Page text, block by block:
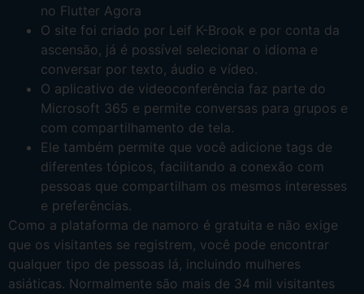
no Flutter Agora
O site foi criado por Leif K-Brook e por conta da
ascensão, já é possível selecionar o idioma e
conversar por texto, áudio e vídeo.
O aplicativo de videoconferência faz parte do
Microsoft 365 e permite conversas para grupos e
com compartilhamento de tela.
Ele também permite que você adicione tags de
diferentes tópicos, facilitando a conexão com
pessoas que compartilham os mesmos interesses
e preferências.
Como a plataforma de namoro é gratuita e não exige
que os visitantes se registrem, você pode encontrar
qualquer tipo de pessoas lá, incluindo mulheres
asiáticas. Normalmente são mais de 34 mil visitantes